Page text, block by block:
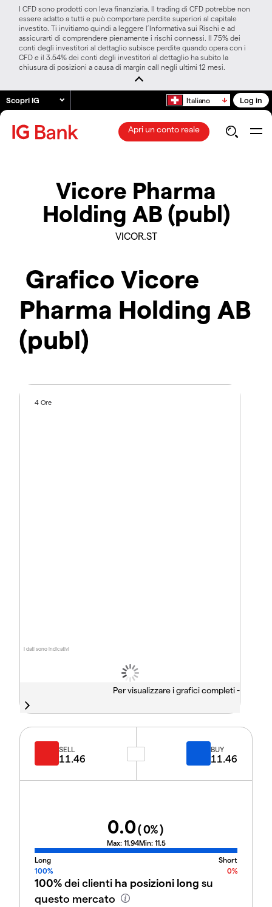
I CFD sono prodotti con leva finanziaria. Il trading di CFD potrebbe non
essere adatto a tutti e può comportare perdite superiori al capitale
investito. Ti invitiamo quindi a leggere l’Informativa sui Rischi e ad
assicurarti di comprendere pienamente i rischi connessi. Il 75% dei
conti degli investitori al dettaglio subisce perdite quando opera con i
CFD e il 3.54% dei conti degli investitori al dettaglio ha subito la
chiusura di posizioni a causa di margin call negli ultimi 12 mesi.
Scopri IG Italiano Log in
Apri un conto reale
Vicore Pharma
Holding AB (publ)
VICOR.ST
Grafico Vicore
Pharma Holding AB
(publ)
I dati sono indicativi
4 Ore
Per visualizzare i grafici completi -
SELL
11.46
BUY
11.46
0.0(0%)
Max: 11.94Min: 11.5
Long
Short
100%
0%
100%dei clienti ha posizioni long su
questo mercato